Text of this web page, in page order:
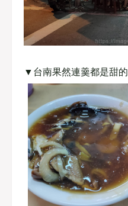
▼台南果然連羹都是甜的